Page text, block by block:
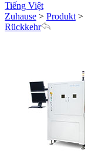
Tiếng Việt
Zuhause > Produkt >
Rückkehr